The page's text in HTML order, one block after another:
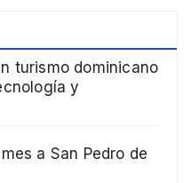
turismo dominicano
y
a San Pedro de